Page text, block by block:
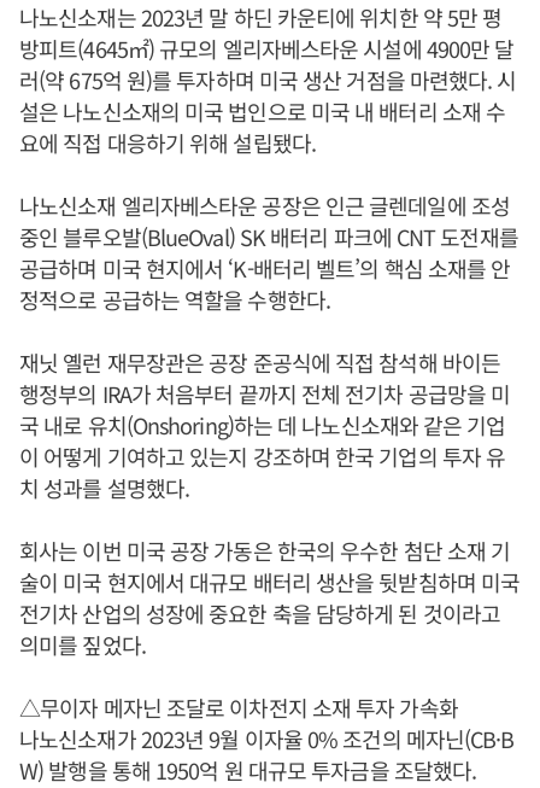
나노신소재는 2023년 말 하딘 카운티에 위치한 약 5만 평
방피트(4645㎡) 규모의 엘리자베스타운 시설에 4900만 달
러(약 675억 원)를 투자하며 미국 생산 거점을 마련했다. 시
설은 나노신소재의 미국 법인으로 미국 내 배터리 소재 수
요에 직접 대응하기 위해 설립됐다.
나노신소재 엘리자베스타운 공장은 인근 글렌데일에 조성
중인 블루오발(BlueOval) SK 배터리 파크에 CNT 도전재를
공급하며 미국 현지에서 ‘K-배터리 벨트’의 핵심 소재를 안
정적으로 공급하는 역할을 수행한다.
재닛 옐런 재무장관은 공장 준공식에 직접 참석해 바이든
행정부의 IRA가 처음부터 끝까지 전체 전기차 공급망을 미
국 내로 유치(Onshoring)하는 데 나노신소재와 같은 기업
이 어떻게 기여하고 있는지 강조하며 한국 기업의 투자 유
치 성과를 설명했다.
회사는 이번 미국 공장 가동은 한국의 우수한 첨단 소재 기
술이 미국 현지에서 대규모 배터리 생산을 뒷받침하며 미국
전기차 산업의 성장에 중요한 축을 담당하게 된 것이라고
의미를 짚었다.
△무이자 메자닌 조달로 이차전지 소재 투자 가속화
나노신소재가 2023년 9월 이자율 0% 조건의 메자닌(CB·B
W) 발행을 통해 1950억 원 대규모 투자금을 조달했다.